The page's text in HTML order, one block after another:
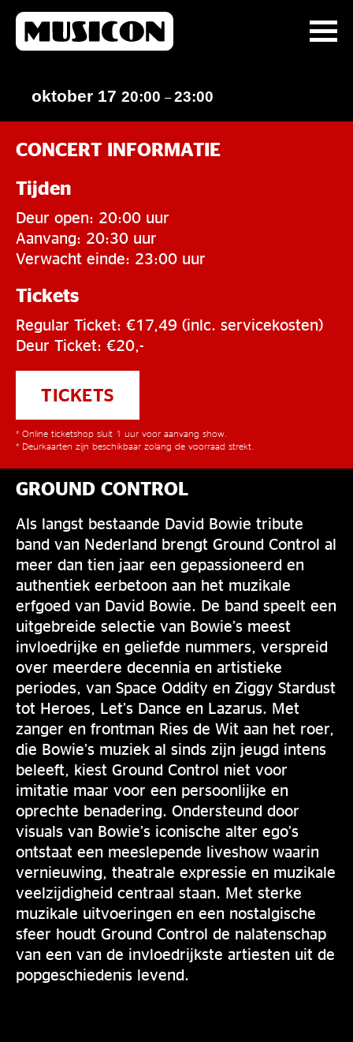
oktober 17 20:00 –23:00
CONCERT INFORMATIE
Tijden
Deur open: 20:00 uur
Aanvang: 20:30 uur
Verwacht einde: 23:00 uur
Tickets
Regular Ticket: €17,49 (inlc. servicekosten)
Deur Ticket: €20,-
TICKETS
* Online ticketshop sluit 1 uur voor aanvang show.
* Deurkaarten zijn beschikbaar zolang de voorraad strekt.
GROUND CONTROL
Als langst bestaande David Bowie tribute
band van Nederland brengt Ground Control al
meer dan tien jaar een gepassioneerd en
authentiek eerbetoon aan het muzikale
erfgoed van David Bowie. De band speelt een
uitgebreide selectie van Bowie’s meest
invloedrijke en geliefde nummers, verspreid
over meerdere decennia en artistieke
periodes, van Space Oddity en Ziggy Stardust
tot Heroes, Let’s Dance en Lazarus. Met
zanger en frontman Ries de Wit aan het roer,
die Bowie’s muziek al sinds zijn jeugd intens
beleeft, kiest Ground Control niet voor
imitatie maar voor een persoonlijke en
oprechte benadering. Ondersteund door
visuals van Bowie’s iconische alter ego’s
ontstaat een meeslepende liveshow waarin
vernieuwing, theatrale expressie en muzikale
veelzijdigheid centraal staan. Met sterke
muzikale uitvoeringen en een nostalgische
sfeer houdt Ground Control de nalatenschap
van een van de invloedrijkste artiesten uit de
popgeschiedenis levend.